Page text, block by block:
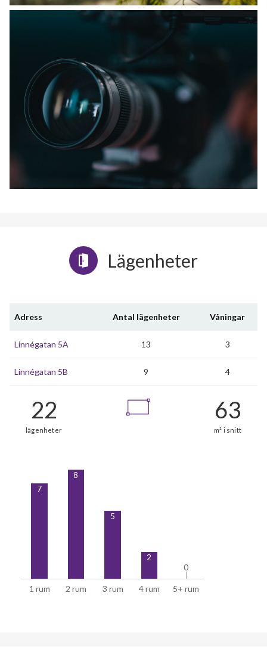
Lägenheter
Adress Antal lägenheter Våningar
Linnégatan 5A 13 3
Linnégatan 5B 9 4
1 rum 2 rum 3 rum 4 rum 5+ rum
7
8
5
2
0
0